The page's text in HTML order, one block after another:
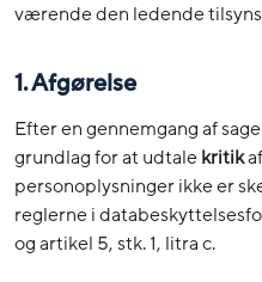
værende den ledende
1. Afgørelse
Efter en gennemgang af
grundlag for at udtalekritik
personoplysninger ikke er
reglerne i
og artikel 5, stk. 1, litra c.